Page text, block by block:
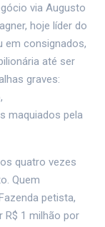
via Augusto
hoje líder do
em consignados,
até ser
graves:
maquiados pela
quatro vezes
Quem
petista,
1 milhão por